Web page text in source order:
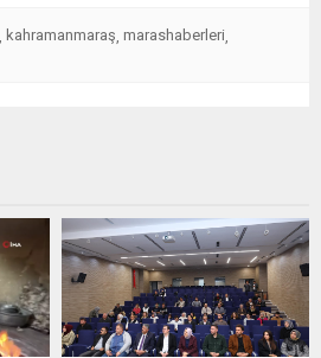
kahramanmaraş marashaberleri